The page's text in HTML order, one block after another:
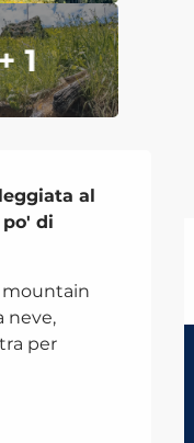
1
al
di
mountain
neve,
per